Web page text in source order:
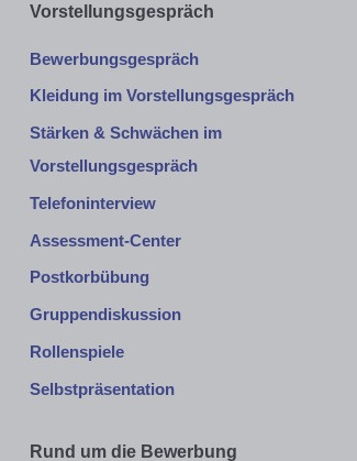
Vorstellungsgespräch
Bewerbungsgespräch
Kleidung im Vorstellungsgespräch
Stärken & Schwächen im
Vorstellungsgespräch
Telefoninterview
Assessment-Center
Postkorbübung
Gruppendiskussion
Rollenspiele
Selbstpräsentation
Rund um die Bewerbung